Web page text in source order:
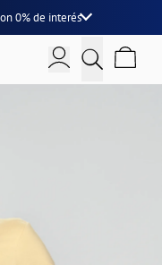
0% de interés